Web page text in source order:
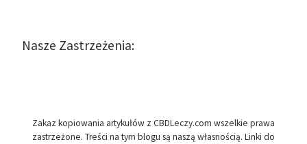
Nasze Zastrzeżenia:
Zakaz kopiowania artykułów z CBDLeczy.com wszelkie prawa
zastrzeżone. Treści na tym blogu są naszą własnością. Linki do